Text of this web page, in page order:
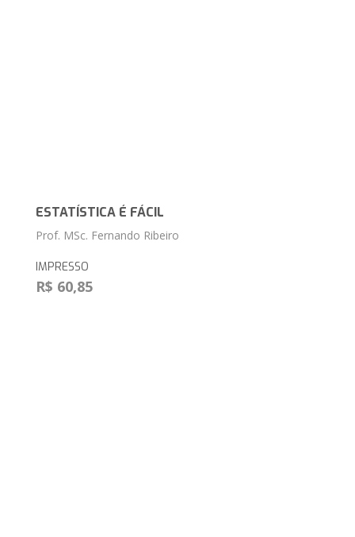
ESTATÍSTICA É FÁCIL
Prof. MSc. Fernando Ribeiro
IMPRESSO
R$ 60,85